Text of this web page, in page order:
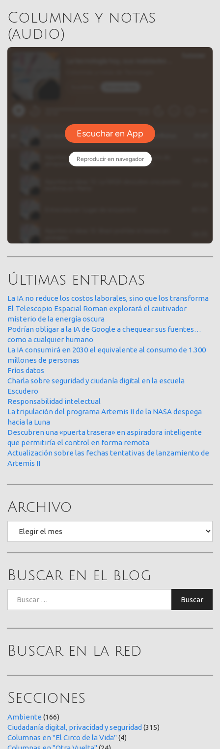
Columnas y notas
(audio)
Últimas entradas
La IA no reduce los costos laborales, sino que los transforma
El Telescopio Espacial Roman explorará el cautivador
misterio de la energía oscura
Podrían obligar a la IA de Google a chequear sus fuentes…
como a cualquier humano
La IA consumirá en 2030 el equivalente al consumo de 1.300
millones de personas
Fríos datos
Charla sobre seguridad y ciudanía digital en la escuela
Escudero
Responsabilidad intelectual
La tripulación del programa Artemis II de la NASA despega
hacia la Luna
Descubren una «puerta trasera» en aspiradora inteligente
que permitiría el control en forma remota
Actualización sobre las fechas tentativas de lanzamiento de
Artemis II
Archivo
Buscar en el blog
Buscar
Buscar en la red
Secciones
Ambiente (166)
Ciudadanía digital, privacidad y seguridad (315)
Columnas en "El Circo de la Vida"(4)